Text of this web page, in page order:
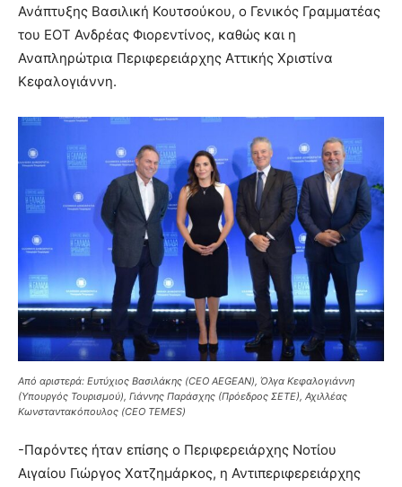
Ανάπτυξης Βασιλική Κουτσούκου, ο Γενικός Γραμματέας
του ΕΟΤ Ανδρέας Φιορεντίνος, καθώς και η
Αναπληρώτρια Περιφερειάρχης Αττικής Χριστίνα
Κεφαλογιάννη.
Από αριστερά: Ευτύχιος Βασιλάκης (CEO AEGEAN), Όλγα Κεφαλογιάννη
(Υπουργός Τουρισμού), Γιάννης Παράσχης (Πρόεδρος ΣΕΤΕ), Αχιλλέας
Κωνσταντακόπουλος (CEO TEMES)
-Παρόντες ήταν επίσης ο Περιφερειάρχης Νοτίου
Αιγαίου Γιώργος Χατζημάρκος, η Αντιπεριφερειάρχης